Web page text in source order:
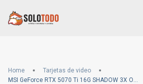
Home
Tarjetas de video
MSI GeForce RTX 5070 Ti 16G SHADOW 3X OC [G507T-16S3C / 912-V531-465]